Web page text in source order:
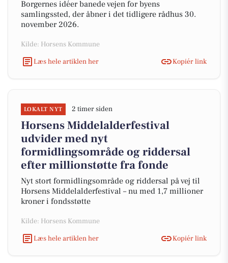
Borgernes idéer banede vejen for byens
samlingssted, der åbner i det tidligere rådhus 30.
november 2026.
Kilde: Horsens Kommune
Læs hele artiklen her
Kopiér link
LOKALT NYT 2 timer siden
Horsens Middelalderfestival
udvider med nyt
formidlingsområde og riddersal
efter millionstøtte fra fonde
Nyt stort formidlingsområde og riddersal på vej til
Horsens Middelalderfestival – nu med 1,7 millioner
kroner i fondsstøtte
Kilde: Horsens Kommune
Læs hele artiklen her
Kopiér link